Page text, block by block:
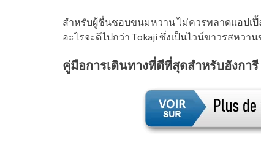
สำหรับผู้ชื่นชอบขนมหวาน ไม่ควรพลาดแอปเปิ้
อะไรจะดีไปกว่า Tokaji ซึ่งเป็นไวน์ขาวรสหวา
คู่มือการเดินทางที่ดีที่สุดสำหรับฮังการี